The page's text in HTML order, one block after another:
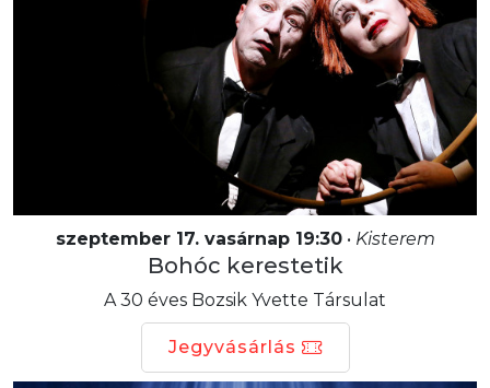
szeptember 17. vasárnap 19:30• Kisterem
Bohóc kerestetik
A 30 éves Bozsik Yvette Társulat
Jegyvásárlás